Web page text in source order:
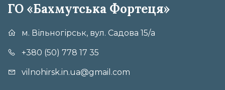
ГО «Бахмутська Фортеця»
м. Вільногірськ, вул. Садова 15/а
+380 (50) 778 17 35
vilnohirsk.in.ua@gmail.com